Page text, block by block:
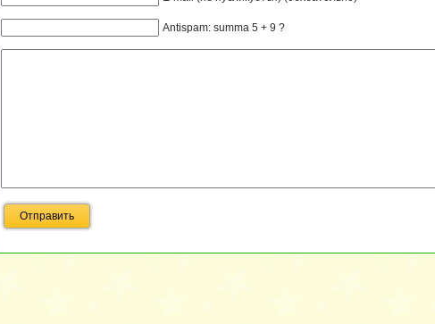
Antispam: summa 5 + 9 ?